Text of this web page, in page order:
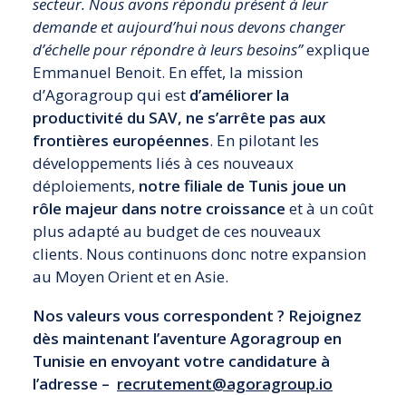
demande et aujourd’hui nous devons changer
d’échelle pour répondre à leurs besoins”explique
Emmanuel Benoit. En effet, la mission
d’Agoragroup qui est d’améliorer la
productivité du SAV, ne s’arrête pas aux
frontières européennes. En pilotant les
développements liés à ces nouveaux
déploiements, notre filiale de Tunis joue un
rôle majeur dans notre croissance et à un coût
plus adapté au budget de ces nouveaux
clients. Nous continuons donc notre expansion
au Moyen Orient et en Asie. ​
Nos valeurs vous correspondent ? Rejoignez
dès maintenant l’aventure Agoragroup en
Tunisie en envoyant votre candidature à
l’adresse – recrutement@agoragroup.io